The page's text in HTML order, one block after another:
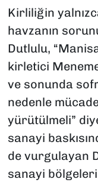
Kirliliğin
havzanın
Dutlulu,
kirletici
ve sonunda
nedenle
yürütülmeli”
sanayi
de vurgulayan
sanayi